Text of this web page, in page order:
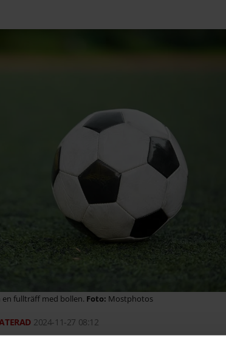
en fullträff med bollen. Mostphotos
2024-11-27 08:12
målnät – nu lovar